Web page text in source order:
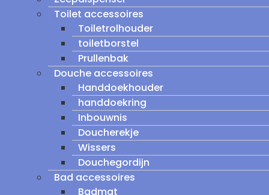
Toilet accessoires
Toiletrolhouder
toiletborstel
Prullenbak
Douche accessoires
Handdoekhouder
handdoekring
Inbouwnis
Doucherekje
Wissers
Douchegordijn
Bad accessoires
Badmat